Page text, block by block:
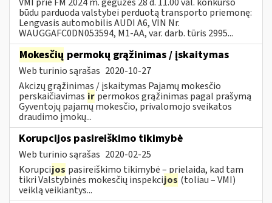
būdu parduoda valstybei perduotą transporto priemonę:
Lengvasis automobilis AUDI A6, VIN Nr.
WAUGGAFC0DN053594, M1-AA, var. darb. tūris 2995...
Mokesčių permokų grąžinimas / įskaitymas
Web turinio sąrašas 2020-10-27
Akcizų grąžinimas / įskaitymas Pajamų mokesčio
perskaičiavimas ir permokos grąžinimas pagal prašymą
Gyventojų pajamų mokesčio, privalomojo sveikatos
draudimo įmokų...
Korupcijos pasireiškimo tikimybė
Web turinio sąrašas 2020-02-25
Korupcijos pasireiškimo tikimybė – prielaida, kad tam
tikri Valstybinės mokesčių inspekcijos (toliau – VMI)
veiklą veikiantys...